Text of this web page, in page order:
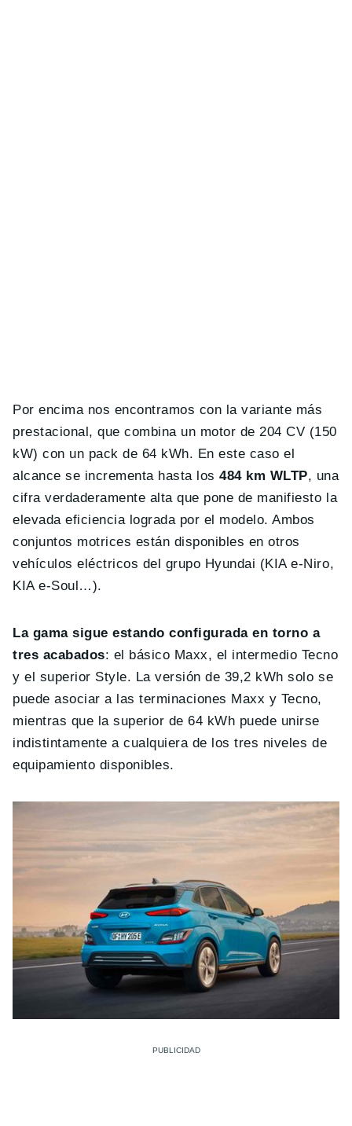
Por encima nos encontramos con la variante más
prestacional, que combina un motor de 204 CV (150
kW) con un pack de 64 kWh. En este caso el
alcance se incrementa hasta los484 km WLTP, una
cifra verdaderamente alta que pone de manifiesto la
elevada eficiencia lograda por el modelo. Ambos
conjuntos motrices están disponibles en otros
vehículos eléctricos del grupo Hyundai (KIA e-Niro,
KIA e-Soul…).
La gama sigue estando configurada en torno a
tres acabados: el básico Maxx, el intermedio Tecno
y el superior Style. La versión de 39,2 kWh solo se
puede asociar a las terminaciones Maxx y Tecno,
mientras que la superior de 64 kWh puede unirse
indistintamente a cualquiera de los tres niveles de
equipamiento disponibles.